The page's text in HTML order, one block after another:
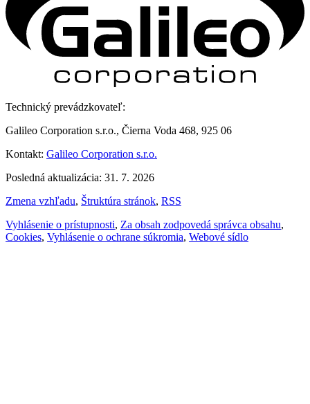
Technický prevádzkovateľ:
Galileo Corporation s.r.o., Čierna Voda 468, 925 06
Kontakt: Galileo Corporation s.r.o.
Posledná aktualizácia: 31. 7. 2026
Zmena vzhľadu, Štruktúra stránok, RSS
Vyhlásenie o prístupnosti, Za obsah zodpovedá správca obsahu,
Cookies, Vyhlásenie o ochrane súkromia, Webové sídlo